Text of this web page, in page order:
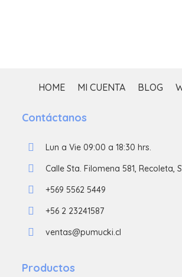
HOME MI CUENTA BLOG
Contáctanos
Lun a Vie 09:00 a 18:30 hrs.
Calle Sta. Filomena 581, Recoleta,
+569 5562 5449
+56 2 23241587
ventas@pumucki.cl
Productos